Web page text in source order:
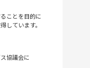
ことを目的に
しています。
協議会に